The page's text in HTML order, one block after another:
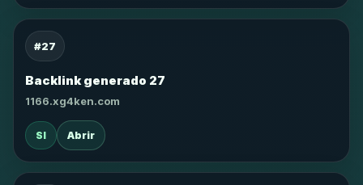
#27
Backlink generado 27
1166.xg4ken.com
SI Abrir